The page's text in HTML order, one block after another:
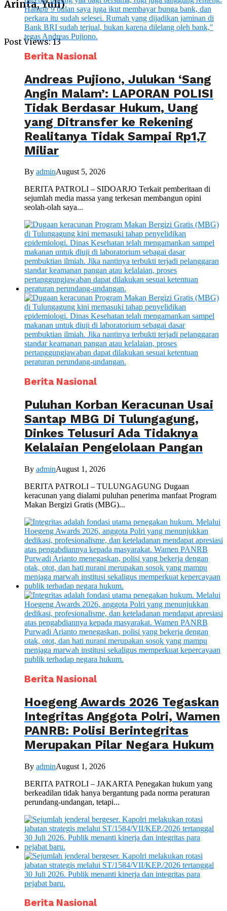
Arinta, Yuli)
Post Views: 13
Berita Nasional
Andreas Pujiono, Julukan ‘Sang
Angin Malam’: LAPORAN POLISI
Tidak Berdasar Hukum, Uang
yang Ditransfer ke Rekening
Realitanya Tidak Sampai Rp1,7
Miliar
By adminAugust 5, 2026
BERITA PATROLI – SIDOARJO Terkait pemberitaan di
sejumlah media massa yang terkesan membangun opini
seolah-olah saya...
Berita Nasional
Puluhan Korban Keracunan Usai
Santap MBG Di Tulungagung,
Dinkes Telusuri Ada Tidaknya
Kelalaian Pengelolaan Pangan
By adminAugust 1, 2026
BERITA PATROLI – TULUNGAGUNG Dugaan
keracunan yang dialami puluhan penerima manfaat Program
Makan Bergizi Gratis (MBG)...
Berita Nasional
Hoegeng Awards 2026 Tegaskan
Integritas Anggota Polri, Wamen
PANRB: Polisi Berintegritas
Merupakan Pilar Negara Hukum
By adminAugust 1, 2026
BERITA PATROLI – JAKARTA Penegakan hukum yang
berkeadilan tidak hanya bergantung pada norma peraturan
perundang-undangan, tetapi...
Berita Nasional